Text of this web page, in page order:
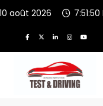
10 août 2026 7:51:51